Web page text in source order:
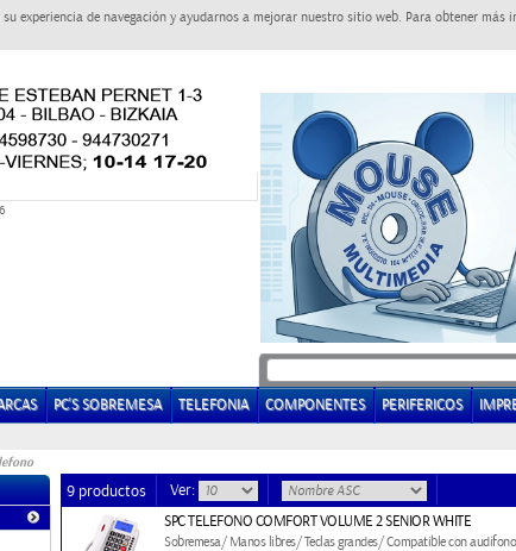
experiencia de navegación y ayudarnos a mejorar nuestro sitio web. Para obtener
PC'S SOBREMESA TELEFONIA COMPONENTES PERIFERICOS
9 productos Ver:
SPC TELEFONO COMFORT VOLUME 2 SENIOR WHITE
Sobremesa/ Manos libres/ Teclas grandes/ Compatible con